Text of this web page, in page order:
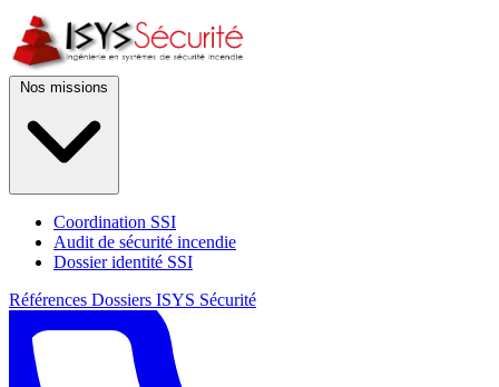
Coordination SSI
Audit de sécurité incendie
Dossier identité SSI
Références Dossiers ISYS Sécurité